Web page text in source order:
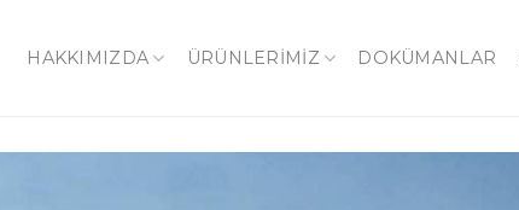
HAKKIMIZDA ÜRÜNLERİMİZ DOKÜMANLAR